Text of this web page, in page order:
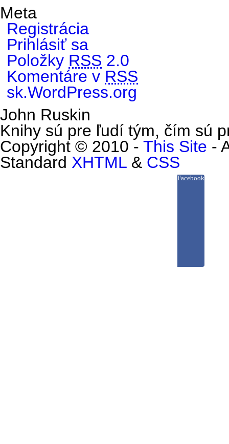
Meta
Registrácia
Prihlásiť sa
Položky RSS 2.0
Komentáre v RSS
sk.WordPress.org
John Ruskin
Knihy sú pre ľudí tým, čím sú
Copyright © 2010 - This Site -
Standard XHTML & CSS
Facebook